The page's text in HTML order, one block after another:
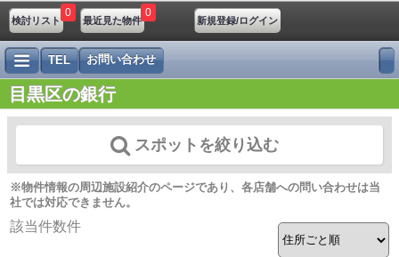
検討リスト
0
最近見た物件
0
新規登録/ログイン
TEL お問い合わせ
目黒区の銀行
スポットを絞り込む
※物件情報の周辺施設紹介のページであり、各店舗への問い合わせは当
社では対応できません。
該当件数件